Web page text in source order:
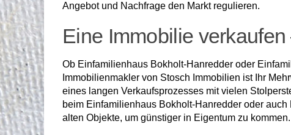
Angebot und Nachfrage den Markt regulieren.
Eine Immobilie
Ob Einfamilienhaus Bokholt-Hanredder oder
Immobilienmakler von Stosch Immobilien ist Ihr
eines langen Verkaufsprozesses mit vielen
beim Einfamilienhaus Bokholt-Hanredder oder
alten Objekte, um günstiger in Eigentum zu kommen.